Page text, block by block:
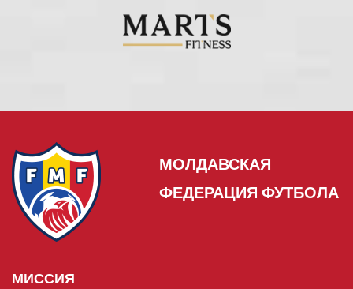
МОЛДАВСКАЯ
ФЕДЕРАЦИЯ ФУТБОЛА
МИССИЯ